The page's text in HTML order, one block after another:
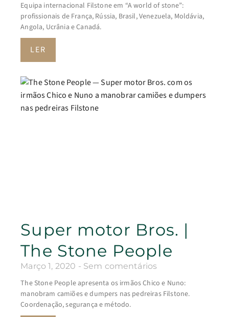
Equipa internacional Filstone em “A world of stone”:
profissionais de França, Rússia, Brasil, Venezuela, Moldávia,
Angola, Ucrânia e Canadá.
LER
Super motor Bros. |
The Stone People
Março 1, 2020 Sem comentários
The Stone People apresenta os irmãos Chico e Nuno:
manobram camiões e dumpers nas pedreiras Filstone.
Coordenação, segurança e método.